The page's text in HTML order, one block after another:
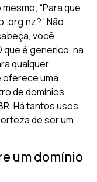
“Para que
‘ Não
você
que é genérico, na
qualquer
oferece uma
de domínios
Há tantos usos
de ser um
um domínio